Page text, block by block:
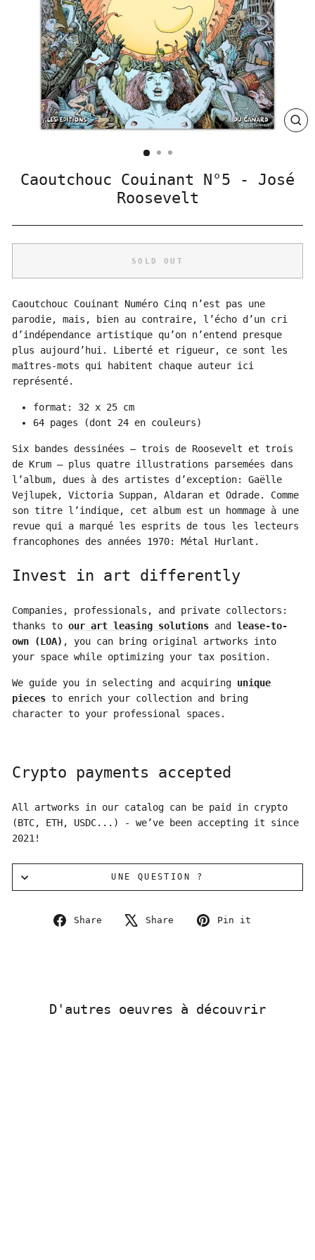
Caoutchouc Couinant N°5 - José
Roosevelt
SOLD OUT
Caoutchouc Couinant Numéro Cinq n’est pas une
parodie, mais, bien au contraire, l’écho d’un cri
d’indépendance artistique qu’on n’entend presque
plus aujourd’hui. Liberté et rigueur, ce sont les
maîtres-mots qui habitent chaque auteur ici
représenté.
format: 32 x 25 cm
64 pages (dont 24 en couleurs)
Six bandes dessinées – trois de Roosevelt et trois
de Krum – plus quatre illustrations parsemées dans
l’album, dues à des artistes d’exception: Gaëlle
Vejlupek, Victoria Suppan, Aldaran et Odrade. Comme
son titre l’indique, cet album est un hommage à une
revue qui a marqué les esprits de tous les lecteurs
francophones des années 1970: Métal Hurlant.
Invest in art differently
Companies, professionals, and private collectors:
thanks to our art leasing solutions and lease-to-
own (LOA) , you can bring original artworks into
your space while optimizing your tax position.
We guide you in selecting and acquiring unique
pieces to enrich your collection and bring
character to your professional spaces.
Crypto payments accepted
All artworks in our catalog can be paid in crypto
(BTC, ETH, USDC...) - we’ve been accepting it since
2021!
UNE QUESTION ?
Share
Share
Share
Tweet
Pin it
D'autres oeuvres à découvrir